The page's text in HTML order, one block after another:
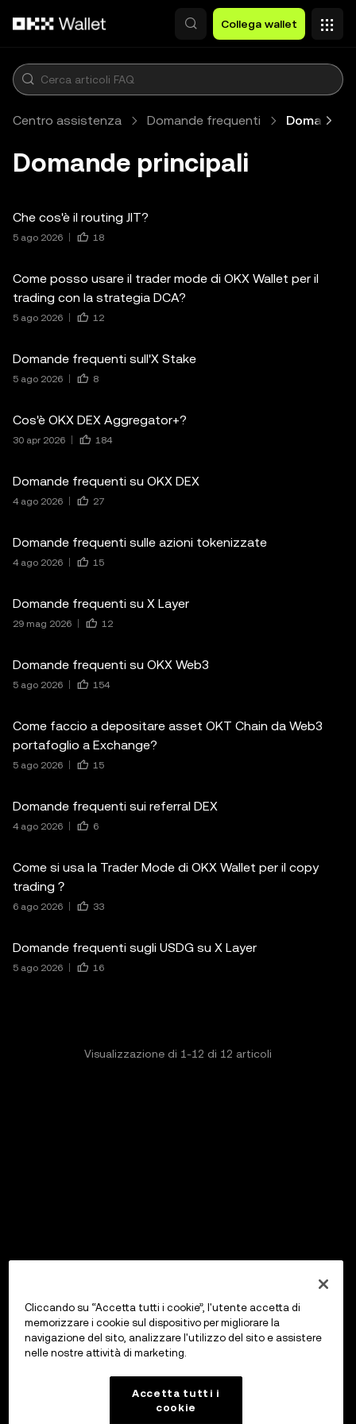
Collega wallet
Centro assistenza Domande frequenti Domande
Domande principali
Che cos'è il routing JIT?
5 ago 2026 18
Come posso usare il trader mode di OKX Wallet per il
trading con la strategia DCA?
5 ago 2026 12
Domande frequenti sull'X Stake
5 ago 2026 8
Cos'è OKX DEX Aggregator+?
30 apr 2026 184
Domande frequenti su OKX DEX
4 ago 2026 27
Domande frequenti sulle azioni tokenizzate
4 ago 2026 15
Domande frequenti su X Layer
29 mag 2026 12
Domande frequenti su OKX Web3
5 ago 2026 154
Come faccio a depositare asset OKT Chain da Web3
portafoglio a Exchange?
5 ago 2026 15
Domande frequenti sui referral DEX
4 ago 2026 6
Come si usa la Trader Mode di OKX Wallet per il copy
trading？
6 ago 2026 33
Domande frequenti sugli USDG su X Layer
5 ago 2026 16
Visualizzazione di 1-12 di 12 articoli
Cliccando su “Accetta tutti i cookie”, l'utente accetta di
memorizzare i cookie sul dispositivo per migliorare la
navigazione del sito, analizzare l'utilizzo del sito e assistere
nelle nostre attività di marketing.
Accetta tutti i
cookie